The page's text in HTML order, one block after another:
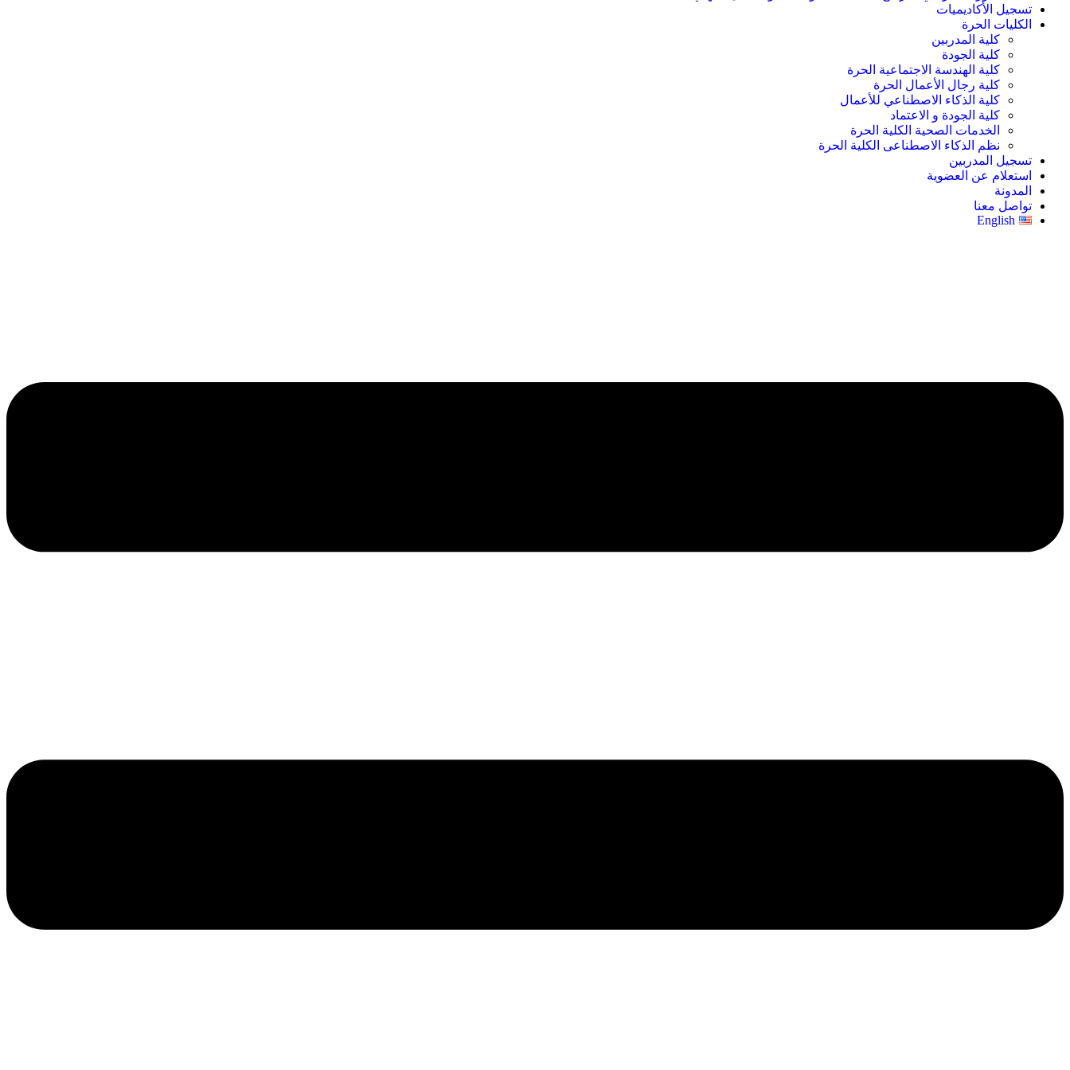
تسجيل الأكاديميات
الكليات الحرة
كلية المدربين
كلية الجودة
كلية الهندسة الاجتماعية الحرة
كلية رجال الأعمال الحرة
كلية الذكاء الاصطناعي للأعمال
كلية الجودة و الاعتماد
الخدمات الصحية الكلية الحرة
نظم الذكاء الاصطناعى الكلية الحرة
تسجيل المدربين
استعلام عن العضوية
المدونة
تواصل معنا
English